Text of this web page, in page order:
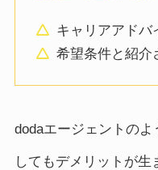
キャリアアドバ
希望条件と紹介
dodaエージェントの
してもデメリットが